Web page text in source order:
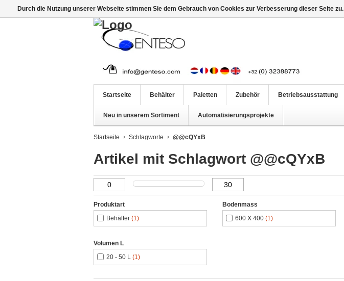
Startseite Behälter Paletten Zubehör Betriebsausstattung
Neu in unserem Sortiment Automatisierungsprojekte
Startseite Schlagworte @@cQYxB
Artikel mit Schlagwort @@cQYxB
Produktart
Behälter (1)
Bodenmass
600 X 400 (1)
Volumen L
20 - 50 L (1)
Durch die Nutzung unserer Webseite stimmen Sie dem Gebrauch von Cookies zur Verbesserung dieser Seite zu.